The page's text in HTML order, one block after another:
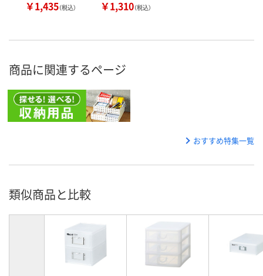
￥1,435（税込） ￥1,310（税込）
商品に関連するページ
おすすめ特集一覧
類似商品と比較